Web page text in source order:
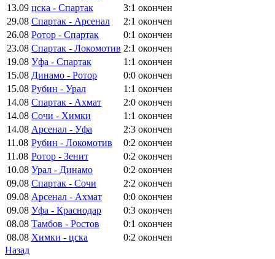
13.09 цска - Спартак 3:1 окончен
29.08 Спартак - Арсенал 2:1 окончен
26.08 Ротор - Спартак 0:1 окончен
23.08 Спартак - Локомотив 2:1 окончен
19.08 Уфа - Спартак 1:1 окончен
15.08 Динамо - Ротор 0:0 окончен
15.08 Рубин - Урал 1:1 окончен
14.08 Спартак - Ахмат 2:0 окончен
14.08 Сочи - Химки 1:1 окончен
14.08 Арсенал - Уфа 2:3 окончен
11.08 Рубин - Локомотив 0:2 окончен
11.08 Ротор - Зенит 0:2 окончен
10.08 Урал - Динамо 0:2 окончен
09.08 Спартак - Сочи 2:2 окончен
09.08 Арсенал - Ахмат 0:0 окончен
09.08 Уфа - Краснодар 0:3 окончен
08.08 Тамбов - Ростов 0:1 окончен
08.08 Химки - цска 0:2 окончен
Назад